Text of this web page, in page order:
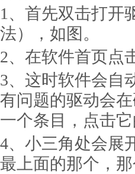
1、首先双击打开
法），如图。
2、在软件首页点
3、这时软件会自
有问题的驱动会
一个条目，点击
4、小三角处会展
最上面的那个，